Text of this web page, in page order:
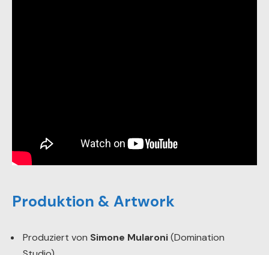
Produktion & Artwork
Produziert von Simone Mularoni(Domination